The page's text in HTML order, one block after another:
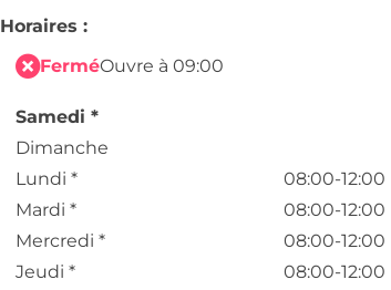
Horaires :
FerméOuvre à 09:00
Samedi *
Dimanche
Lundi * 08:00-12:00
Mardi * 08:00-12:00
Mercredi * 08:00-12:00
Jeudi * 08:00-12:00